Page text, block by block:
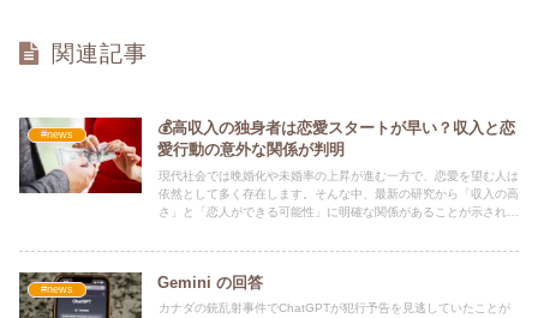
関連記事
#news
💰高収入の独身者は恋愛スタートが早い？収入と恋
愛行動の意外な関係が判明
現代社会では晩婚化や未婚率の上昇が進む一方で、恋愛を望む人は
依然として多く存在します。そんな中、最新の研究から「収入の高
さ」と「恋人ができる可能性」に明確な関係があることが示されま
#news Gemini の回答
カナダの銃乱射事件でChatGPTが犯行予告を見逃していたことが